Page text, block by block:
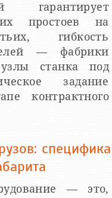
гарантирует
простоев на
гибкость
— фабрики
станка под
задание
контрактного
специфика
— это,